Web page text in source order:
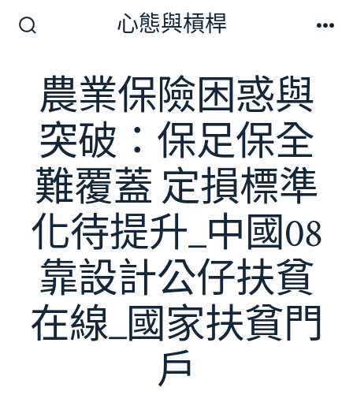
開
關
心態與槓桿
農業保險困惑與
突破：保足保全
難覆蓋 定損標準
化待提升_中國08
靠設計公仔扶貧
在線_國家扶貧門
戶